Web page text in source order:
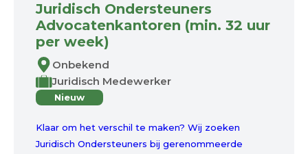
Juridisch Ondersteuners
Advocatenkantoren (min. 32 uur
per week)
Onbekend
Juridisch Medewerker
Nieuw
Klaar om het verschil te maken? Wij zoeken
Juridisch Ondersteuners bij gerenommeerde